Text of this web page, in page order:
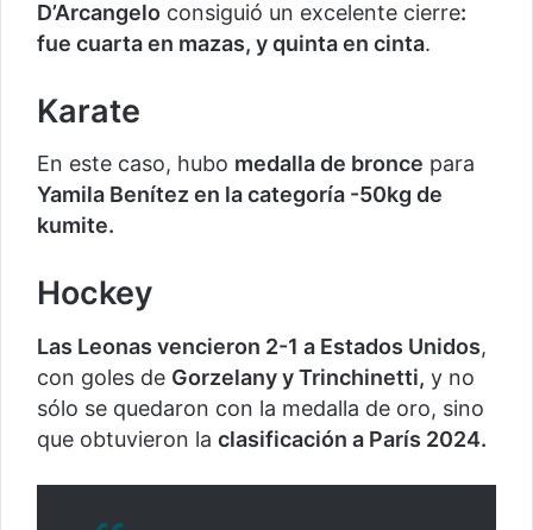
D’Arcangelo consiguió un excelente cierre:
fue cuarta en mazas, y quinta en cinta.
Karate
En este caso, hubo medalla de bronce para
Yamila Benítez en la categoría -50kg de
kumite.
Hockey
Las Leonas vencieron 2-1 a Estados Unidos,
con goles de Gorzelany y Trinchinetti, y no
sólo se quedaron con la medalla de oro, sino
que obtuvieron la clasificación a París 2024.